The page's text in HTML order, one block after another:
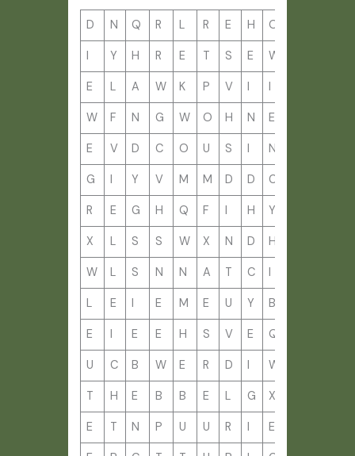
D N Q R L R E H O
I Y H R E T S E W
E L A W K P V I I
W F N G W O H N E
E V D C O U S I N
G I Y V M M D D C
R E G H Q F I H Y
X L S S W X N D H
W L S N N A T C I
L E I E M E U Y B
E I E E H S V E Q
U C B W E R D I W
T H E B B E L G X
E T N P U U R I E